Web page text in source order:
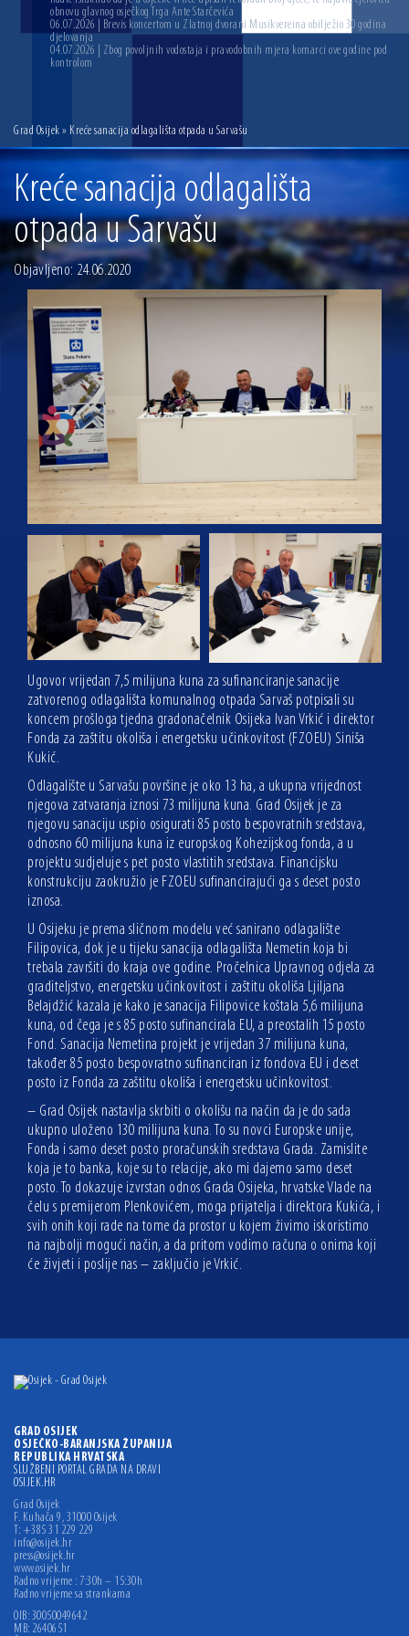
obnovu glavnog osječkog Trga Ante Starčevića
06.07.2026 | Brevis koncertom u Zlatnoj dvorani Musikvereina obilježio 30 godina
djelovanja
04.07.2026 | Zbog povoljnih vodostaja i pravodobnih mjera komarci ove godine pod
kontrolom
Grad Osijek » Kreće sanacija odlagališta otpada u Sarvašu
Kreće sanacija odlagališta
otpada u Sarvašu
Objavljeno: 24.06.2020
Ugovor vrijedan 7,5 milijuna kuna za sufinanciranje sanacije
zatvorenog odlagališta komunalnog otpada Sarvaš potpisali su
koncem prošloga tjedna gradonačelnik Osijeka Ivan Vrkić i direktor
Fonda za zaštitu okoliša i energetsku učinkovitost (FZOEU) Siniša
Kukić.
Odlagalište u Sarvašu površine je oko 13 ha, a ukupna vrijednost
njegova zatvaranja iznosi 73 milijuna kuna. Grad Osijek je za
njegovu sanaciju uspio osigurati 85 posto bespovratnih sredstava,
odnosno 60 milijuna kuna iz europskog Kohezijskog fonda, a u
projektu sudjeluje s pet posto vlastitih sredstava. Financijsku
konstrukciju zaokružio je FZOEU sufinancirajući ga s deset posto
iznosa.
U Osijeku je prema sličnom modelu već sanirano odlagalište
Filipovica, dok je u tijeku sanacija odlagališta Nemetin koja bi
trebala završiti do kraja ove godine. Pročelnica Upravnog odjela za
graditeljstvo, energetsku učinkovitost i zaštitu okoliša Ljiljana
Belajdžić kazala je kako je sanacija Filipovice koštala 5,6 milijuna
kuna, od čega je s 85 posto sufinancirala EU, a preostalih 15 posto
Fond. Sanacija Nemetina projekt je vrijedan 37 milijuna kuna,
također 85 posto bespovratno sufinanciran iz fondova EU i deset
posto iz Fonda za zaštitu okoliša i energetsku učinkovitost.
– Grad Osijek nastavlja skrbiti o okolišu na način da je do sada
ukupno uloženo 130 milijuna kuna. To su novci Europske unije,
Fonda i samo deset posto proračunskih sredstava Grada. Zamislite
koja je to banka, koje su to relacije, ako mi dajemo samo deset
posto. To dokazuje izvrstan odnos Grada Osijeka, hrvatske Vlade na
čelu s premijerom Plenkovićem, moga prijatelja i direktora Kukića, i
svih onih koji rade na tome da prostor u kojem živimo iskoristimo
na najbolji mogući način, a da pritom vodimo računa o onima koji
će živjeti i poslije nas – zaključio je Vrkić.
GRAD OSIJEK
OSJEČKO-BARANJSKA ŽUPANIJA
REPUBLIKA HRVATSKA
SLUŽBENI PORTAL GRADA NA DRAVI
OSIJEK.HR
Grad Osijek
F. Kuhača 9, 31000 Osijek
T: +385 31 229 229
info@osijek.hr
press@osijek.hr
www.osijek.hr
Radno vrijeme : 7:30h – 15:30h
Radno vrijeme sa strankama
OIB: 30050049642
MB: 2640651